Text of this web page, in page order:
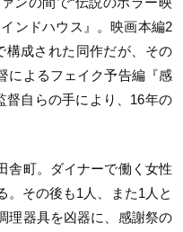
ンドハウス』。映画本編2
構成された同作だが、その
によるフェイク予告編『感
督自らの手により、16年の
舎町。ダイナーで働く女性
。その後も1人、また1人と
理器具を凶器に、感謝祭の